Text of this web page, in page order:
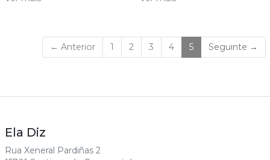
← Anterior 1 2 3 4 5(current)
Seguinte →
Ela Diz
Rua Xeneral Pardiñas 2